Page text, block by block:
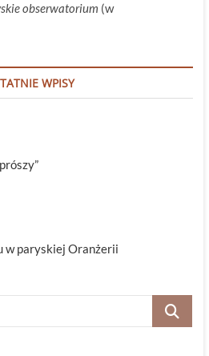
obserwatorium (w
WPISY
w paryskiej Oranżerii
Szukaj